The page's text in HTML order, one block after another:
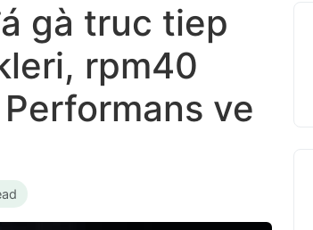
gà truc tiep
rpm40
ve